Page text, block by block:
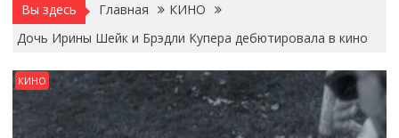
Вы здесь Главная
КИНО
Дочь Ирины Шейк и Брэдли Купера дебютировала в кино
КИНО